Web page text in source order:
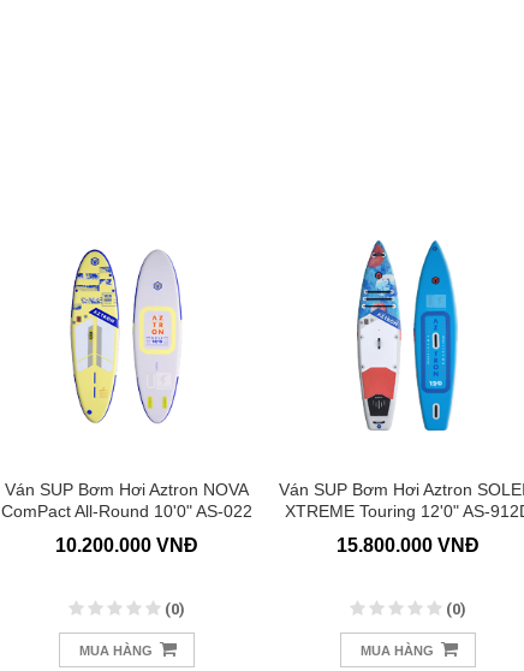
Ván SUP Bơm Hơi Aztron NOVA
ComPact All-Round 10'0" AS-022
10.200.000 VNĐ
(0)
MUA HÀNG
Ván SUP Bơm Hơi Aztron
XTREME Touring 12'0" AS-
15.800.000 VNĐ
(0)
MUA HÀNG